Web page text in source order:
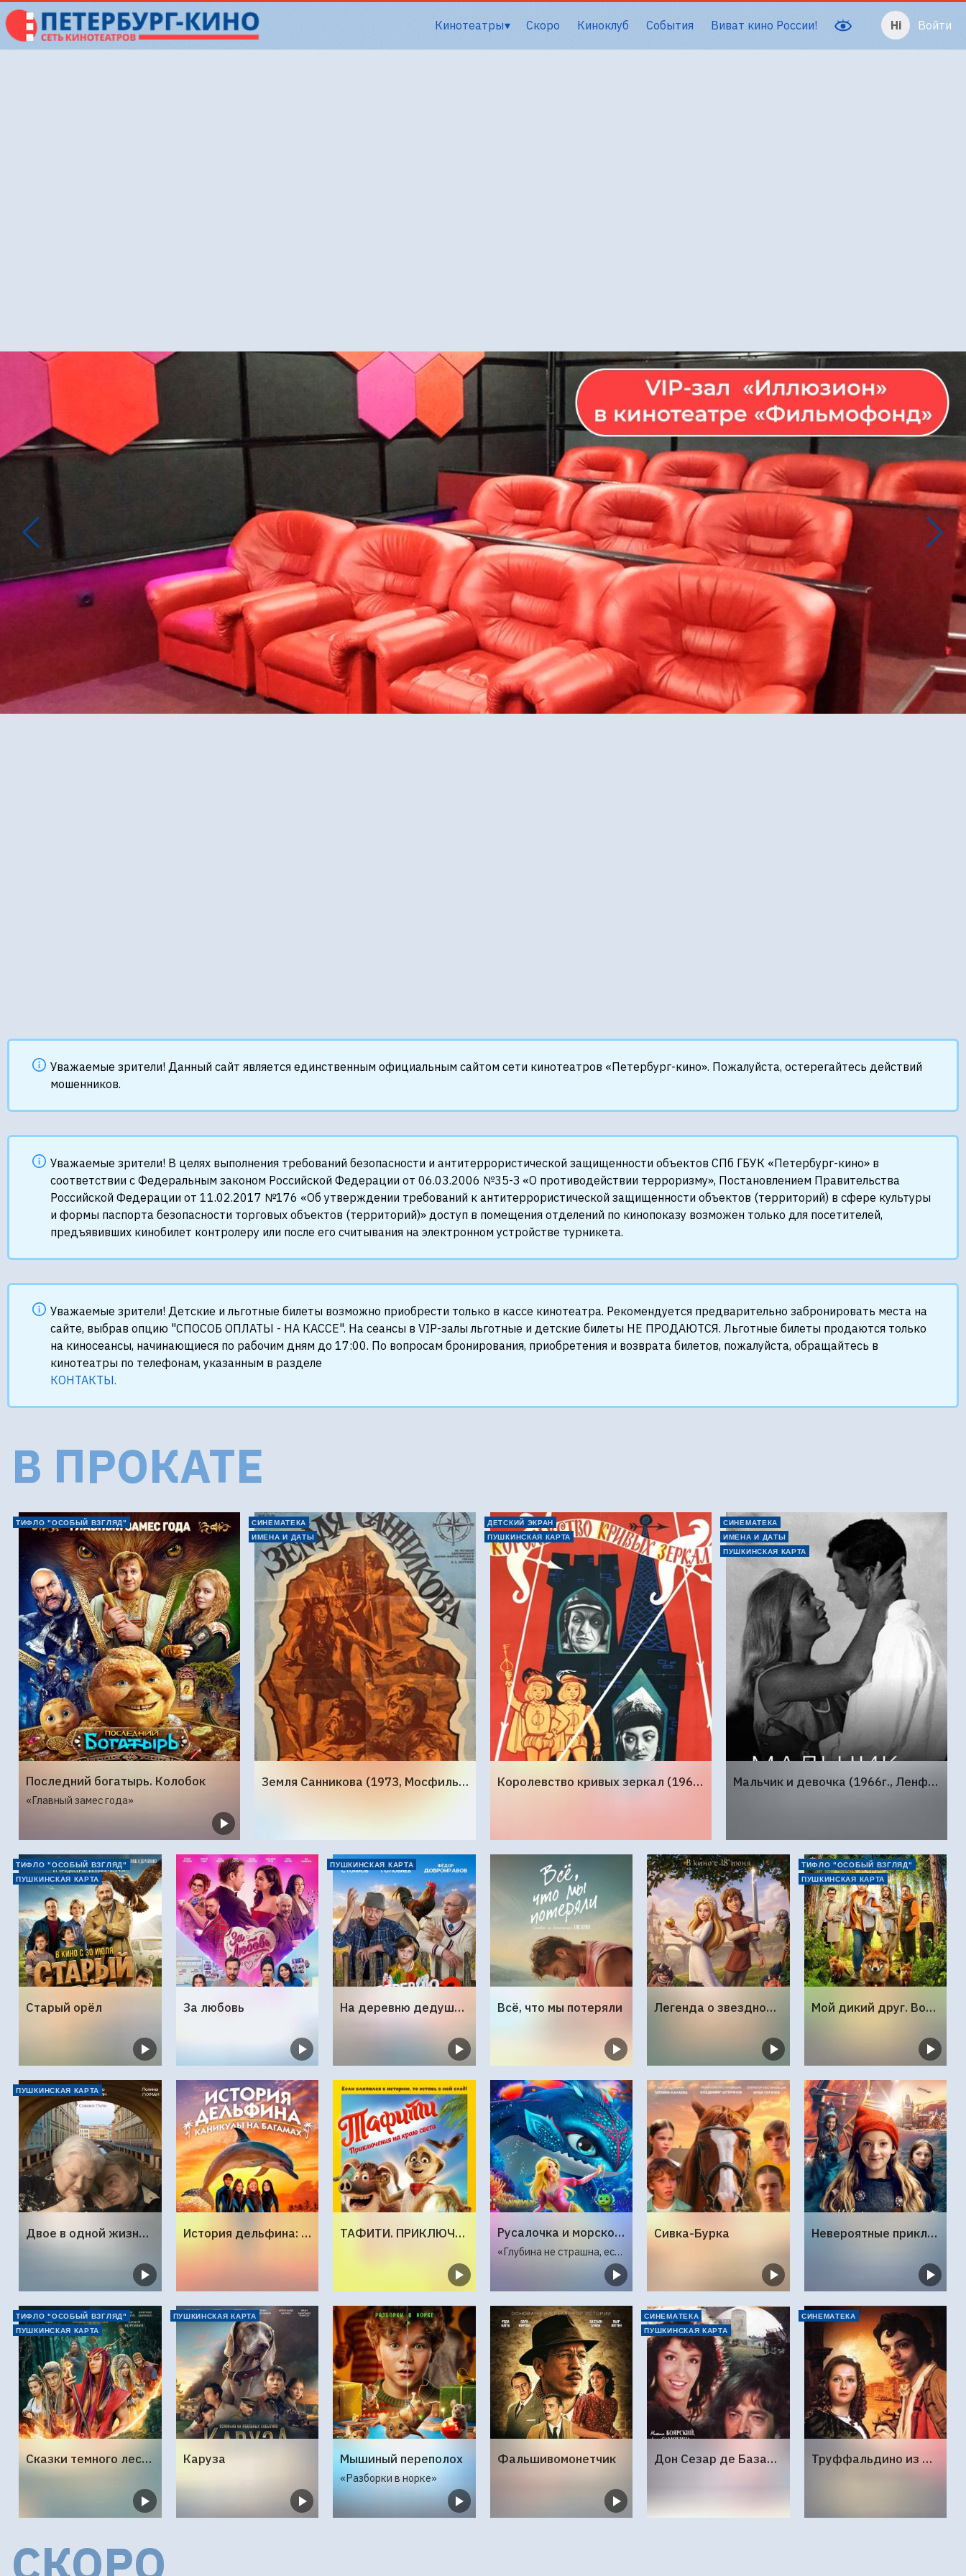
Кинотеатры Скоро Киноклуб События Виват кино России! Войти
Уважаемые зрители! Данный сайт является единственным официальным сайтом сети кинотеатров «Петербург-кино». Пожалуйста, остерегайтесь действий
мошенников.
Уважаемые зрители! В целях выполнения требований безопасности и антитеррористической защищенности объектов СПб ГБУК «Петербург-кино» в
соответствии с Федеральным законом Российской Федерации от 06.03.2006 №35-З «О противодействии терроризму», Постановлением Правительства
Российской Федерации от 11.02.2017 №176 «Об утверждении требований к антитеррористической защищенности объектов (территорий) в сфере культуры
и формы паспорта безопасности торговых объектов (территорий)» доступ в помещения отделений по кинопоказу возможен только для посетителей,
предъявивших кинобилет контролеру или после его считывания на электронном устройстве турникета.
Уважаемые зрители! Детские и льготные билеты возможно приобрести только в кассе кинотеатра. Рекомендуется предварительно забронировать места на
сайте, выбрав опцию "СПОСОБ ОПЛАТЫ - НА КАССЕ". На сеансы в VIP-залы льготные и детские билеты НЕ ПРОДАЮТСЯ. Льготные билеты продаются только
на киносеансы, начинающиеся по рабочим дням до 17:00. По вопросам бронирования, приобретения и возврата билетов, пожалуйста, обращайтесь в
кинотеатры по телефонам, указанным в разделе
КОНТАКТЫ.
В ПРОКАТЕ
ТИФЛО "ОСОБЫЙ ВЗГЛЯД"
Последний богатырь. Колобок
«Главный замес года»
СИНЕМАТЕКА
ИМЕНА И ДАТЫ
Земля Санникова (1973, Мосфильм)
ДЕТСКИЙ ЭКРАН
ПУШКИНСКАЯ КАРТА
Королевство кривых зеркал (1963г., Киностудия Горького)
СИНЕМАТЕКА
ИМЕНА И ДАТЫ
ПУШКИНСКАЯ КАРТА
Мальчик и девочка (1966г., Ленфильм)
ТИФЛО "ОСОБЫЙ ВЗГЛЯД"
ПУШКИНСКАЯ КАРТА
Старый орёл За любовь
ПУШКИНСКАЯ КАРТА
На деревню дедушке 2 Всё, что мы потеряли Легенда о звездной принцессе
ТИФЛО "ОСОБЫЙ ВЗГЛЯД"
ПУШКИНСКАЯ КАРТА
Мой дикий друг. Возвращение домой
ПУШКИНСКАЯ КАРТА
Двое в одной жизни, не считая собаки История дельфина: Каникулы на Багамах ТАФИТИ. ПРИКЛЮЧЕНИЯ НА КРАЮ СВЕТА Русалочка и морской монстр
«Глубина не страшна, если в сердце — любовь»
Сивка-Бурка Невероятные приключения в стране чудес
ТИФЛО "ОСОБЫЙ ВЗГЛЯД"
ПУШКИНСКАЯ КАРТА
Сказки темного леса. Ворожея
ПУШКИНСКАЯ КАРТА
Каруза Мышиный переполох
«Разборки в норке»
Фальшивомонетчик
СИНЕМАТЕКА
ПУШКИНСКАЯ КАРТА
Дон Сезар де Базан (1989г., Ленфильм, 2 серии)
СИНЕМАТЕКА
Труффальдино из Бергамо (1976г., Ленфильм, 2 серии)
СКОРО